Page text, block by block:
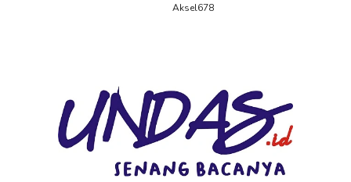
Aksel678